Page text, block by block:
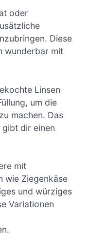
oder
Diese
wunderbar mit
Linsen
um die
machen. Das
dir einen
mit
wie Ziegenkäse
und würziges
Variationen